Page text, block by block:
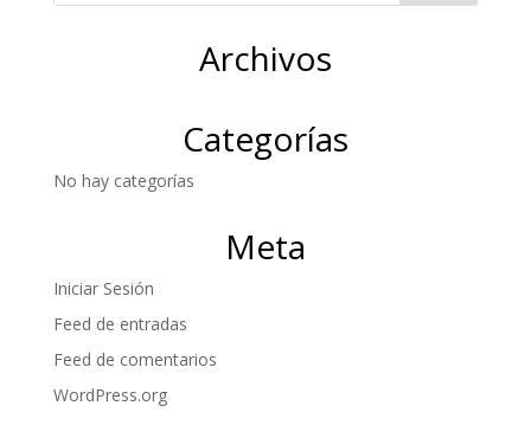
Archivos
Categorías
No hay categorías
Meta
Iniciar Sesión
Feed de entradas
Feed de comentarios
WordPress.org